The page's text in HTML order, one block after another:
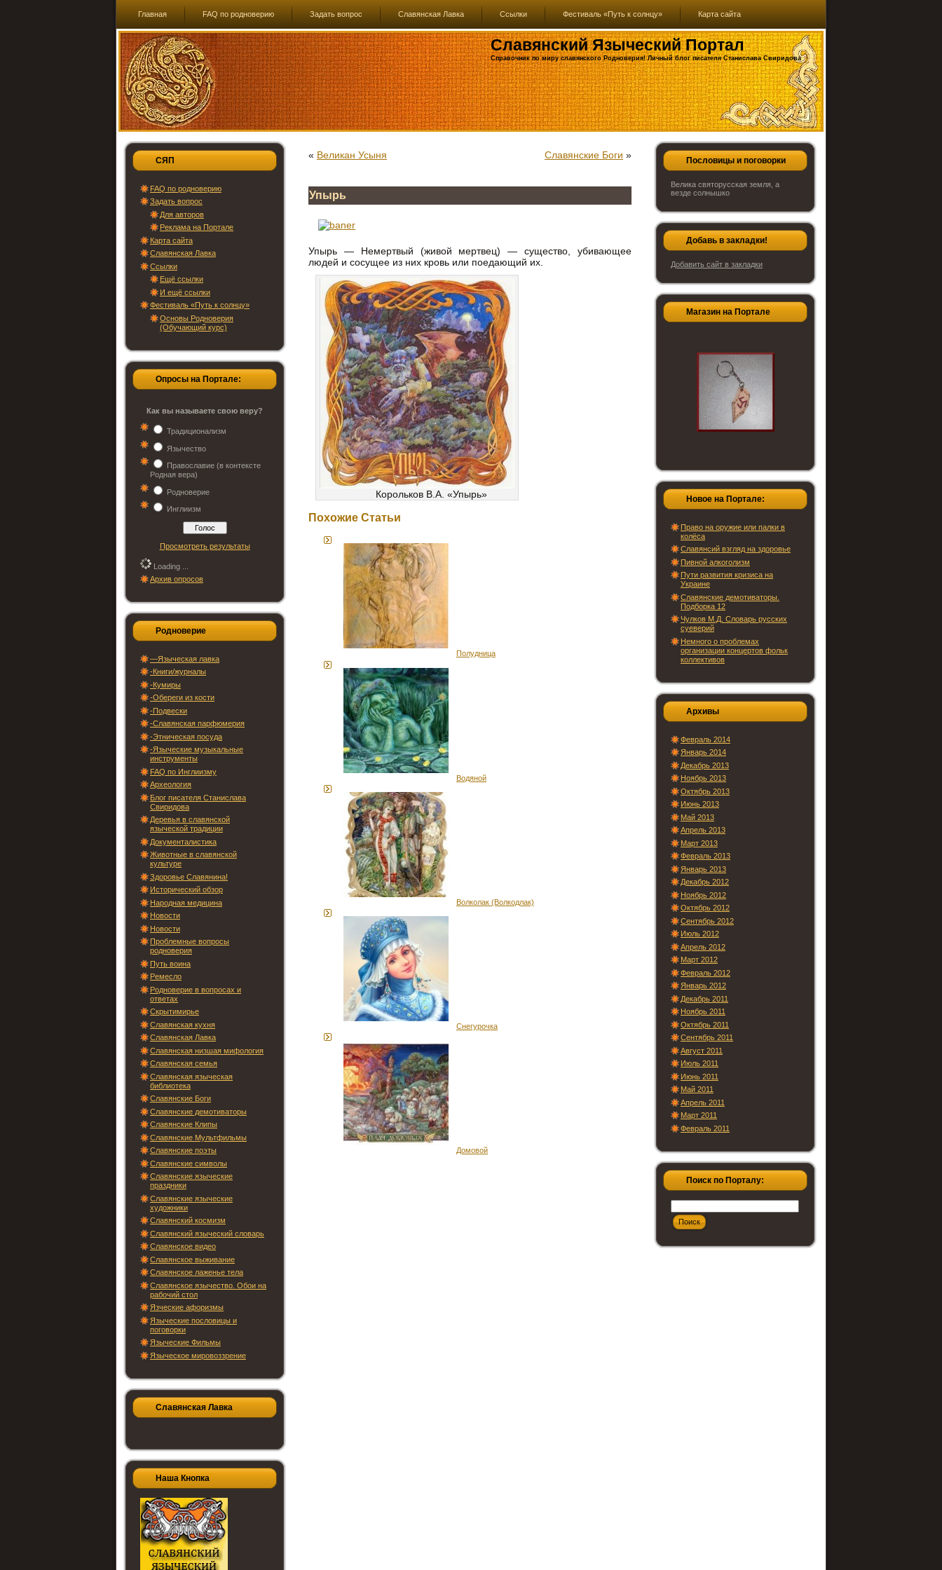
Главная FAQ по родноверию Задать вопрос Славянская Лавка Ссылки Фестиваль «Путь к солнцу» Карта сайта
Славянский Языческий Портал
Справочник по миру славянского Родноверия! Личный блог писателя Станислава Свиридова
СЯП
FAQ по родноверию
Задать вопрос
Для авторов
Реклама на Портале
Карта сайта
Славянская Лавка
Ссылки
Ещё ссылки
И ещё ссылки
Фестиваль «Путь к солнцу»
Основы Родноверия
(Обучающий курс)
Опросы на Портале:
Как вы называете свою веру?
Традиционализм
Язычество
Православие (в контексте
Родная вера)
Родноверие
Инглиизм
Просмотреть результаты
Loading ...
Архив опросов
Родноверие
—Языческая лавка
-Книги/журналы
-Кумиры
-Обереги из кости
-Подвески
-Славянская парфюмерия
-Этническая посуда
-Языческие музыкальные
инструменты
FAQ по Инглиизму
Археология
Блог писателя Станислава
Свиридова
Деревья в славянской
языческой традиции
Документалистика
Животные в славянской
культуре
Здоровье Славянина!
Исторический обзор
Народная медицина
Новости
Новости
Проблемные вопросы
родноверия
Путь воина
Ремесло
Родноверие в вопросах и
ответах
Скрытимирье
Славянская кухня
Славянская Лавка
Славянская низшая мифология
Славянская семья
Славянская языческая
библиотека
Славянские Боги
Славянские демотиваторы
Славянские Клипы
Славянские Мультфильмы
Славянские поэты
Славянские символы
Славянские языческие
праздники
Славянские языческие
художники
Славянский космизм
Славянский языческий словарь
Славянское видео
Славянское выживание
Славянское лаженье тела
Славянское язычество. Обои на
рабочий стол
Язческие афоризмы
Языческие пословицы и
поговорки
Языческие Фильмы
Языческое мировоззрение
Славянская Лавка
Наша Кнопка
« Великан Усыня Славянские Боги »
Упырь
Упырь — Немертвый (живой мертвец) — существо, убивающее
людей и сосущее из них кровь или поедающий их.
Корольков В.А. «Упырь»
Похожие Статьи
Полудница
Водяной
Волколак (Волкодлак)
Снегурочка
Домовой
Пословицы и поговорки
Велика святорусская земля, а
везде солнышко
Добавь в закладки!
Добавить сайт в закладки
Магазин на Портале
Новое на Портале:
Право на оружие или палки в
колёса
Славянсий взгляд на здоровье
Пивной алкоголизм
Пути развития кризиса на
Украине
Славянские демотиваторы.
Подборка 12
Чулков М.Д. Словарь русских
суеверий
Немного о проблемах
организации концертов фольк
коллективов
Архивы
Февраль 2014
Январь 2014
Декабрь 2013
Ноябрь 2013
Октябрь 2013
Июнь 2013
Май 2013
Апрель 2013
Март 2013
Февраль 2013
Январь 2013
Декабрь 2012
Ноябрь 2012
Октябрь 2012
Сентябрь 2012
Июль 2012
Апрель 2012
Март 2012
Февраль 2012
Январь 2012
Декабрь 2011
Ноябрь 2011
Октябрь 2011
Сентябрь 2011
Август 2011
Июль 2011
Июнь 2011
Май 2011
Апрель 2011
Март 2011
Февраль 2011
Поиск по Порталу: